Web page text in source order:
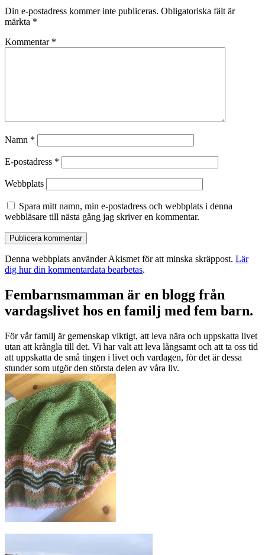
Din e-postadress kommer inte publiceras. Obligatoriska fält är
märkta *
Kommentar *
Namn *
E-postadress *
Webbplats
Spara mitt namn, min e-postadress och webbplats i denna
webbläsare till nästa gång jag skriver en kommentar.
Denna webbplats använder Akismet för att minska skräppost. Lär
dig hur din kommentardata bearbetas.
Fembarnsmamman är en blogg från
vardagslivet hos en familj med fem barn.
För vår familj är gemenskap viktigt, att leva nära och uppskatta livet
utan att krångla till det. Vi har valt att leva långsamt och att ta oss tid
att uppskatta de små tingen i livet och vardagen, för det är dessa
stunder som utgör den största delen av våra liv.